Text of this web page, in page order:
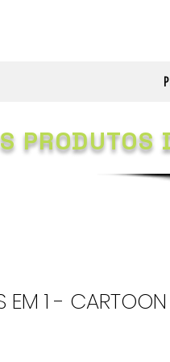
PRODUTOS
EM 1 - CARTOON